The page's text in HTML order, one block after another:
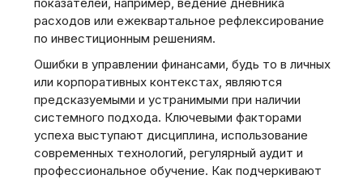
расходов или ежеквартальное рефлексирование
по инвестиционным решениям.
Ошибки в управлении финансами, будь то в личных
или корпоративных контекстах, являются
предсказуемыми и устранимыми при наличии
системного подхода. Ключевыми факторами
успеха выступают дисциплина, использование
современных технологий, регулярный аудит и
профессиональное обучение. Как подчеркивают